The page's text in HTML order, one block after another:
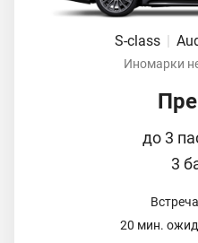
S-class |
Иномарки
до 3
3
20 мин.